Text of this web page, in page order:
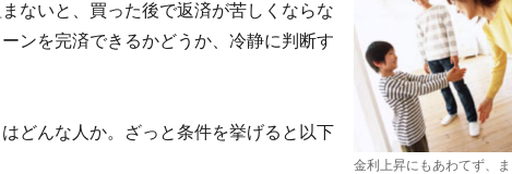
金利上昇にもあわてず、ま
ないと、買った後で返済が苦しくならな
ンを完済できるかどうか、冷静に判断す
どんな人か。ざっと条件を挙げると以下